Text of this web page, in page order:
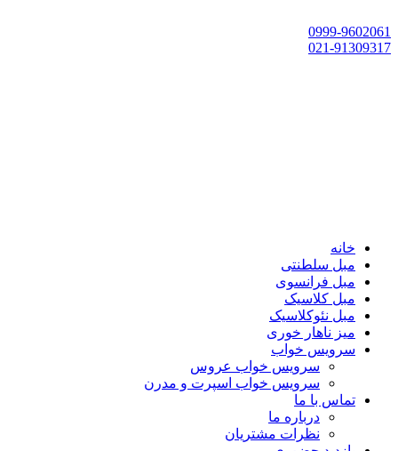
0999-9602061
021-91309317
خانه
مبل سلطنتی
مبل فرانسوی
مبل کلاسیک
مبل نئوکلاسیک
میز ناهار خوری
سرویس خواب
سرویس خواب عروس
سرویس خواب اسپرت و مدرن
تماس با ما
درباره ما
نظرات مشتریان